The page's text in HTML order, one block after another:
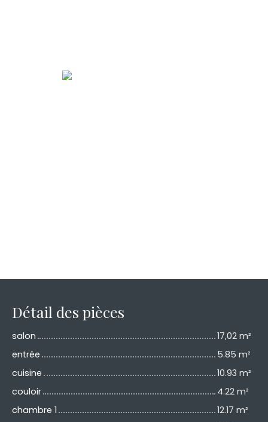
Détail des pièces
salon
17,02 m²
entrée
5.85 m²
cuisine
10.93 m²
couloir
4.22 m²
chambre 1
12.17 m²